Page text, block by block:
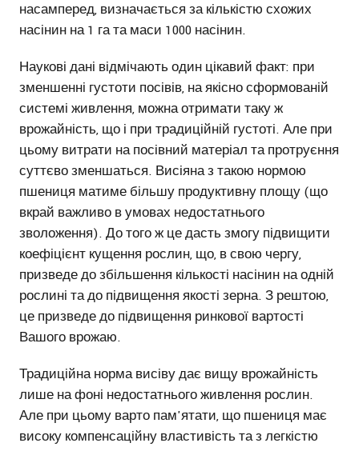
насамперед, визначається за кількістю схожих
насінин на 1 га та маси 1000 насінин.
Наукові дані відмічають один цікавий факт: при
зменшенні густоти посівів, на якісно сформованій
системі живлення, можна отримати таку ж
врожайність, що і при традиційній густоті. Але при
цьому витрати на посівний матеріал та протруєння
суттєво зменшаться. Висіяна з такою нормою
пшениця матиме більшу продуктивну площу (що
вкрай важливо в умовах недостатнього
зволоження). До того ж це дасть змогу підвищити
коефіцієнт кущення рослин, що, в свою чергу,
призведе до збільшення кількості насінин на одній
рослині та до підвищення якості зерна. З рештою,
це призведе до підвищення ринкової вартості
Вашого врожаю.
Традиційна норма висіву дає вищу врожайність
лише на фоні недостатнього живлення рослин.
Але при цьому варто пам'ятати, що пшениця має
високу компенсаційну властивість та з легкістю